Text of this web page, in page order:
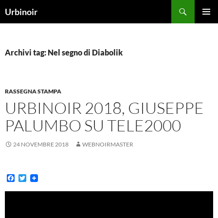
Urbinoir
Archivi tag: Nel segno di Diabolik
RASSEGNA STAMPA
URBINOIR 2018, GIUSEPPE
PALUMBO SU TELE2000
24 NOVEMBRE 2018 WEBNOIRMASTER
F
c
T
i